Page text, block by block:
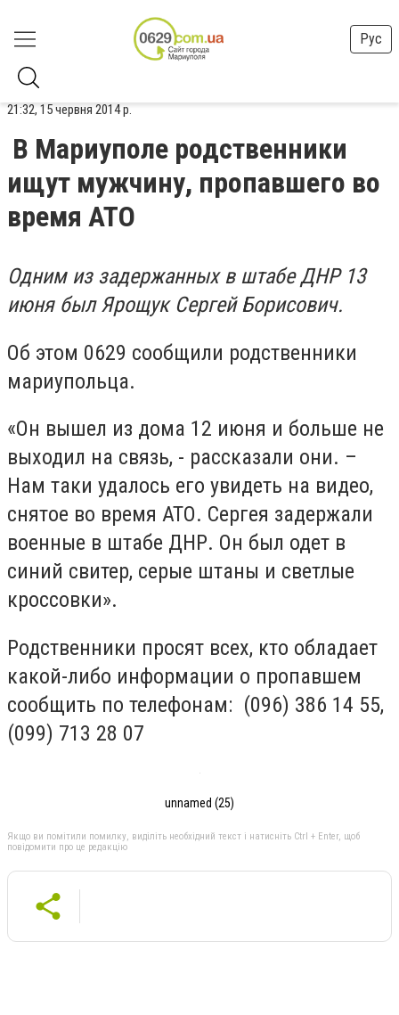
Рус
21:32, 15 червня 2014 р.
В Мариуполе родственники
ищут мужчину, пропавшего во
время АТО
Одним из задержанных в штабе ДНР 13
июня был Ярощук Сергей Борисович.
Об этом 0629 сообщили родственники
мариупольца.
«Он вышел из дома 12 июня и больше не
выходил на связь, - рассказали они. –
Нам таки удалось его увидеть на видео,
снятое во время АТО. Сергея задержали
военные в штабе ДНР. Он был одет в
синий свитер, серые штаны и светлые
кроссовки».
Родственники просят всех, кто обладает
какой-либо информации о пропавшем
сообщить по телефонам: (096) 386 14 55,
(099) 713 28 07
unnamed (25)
Якщо ви помітили помилку, виділіть необхідний текст і натисніть Ctrl + Enter, щоб
повідомити про це редакцію